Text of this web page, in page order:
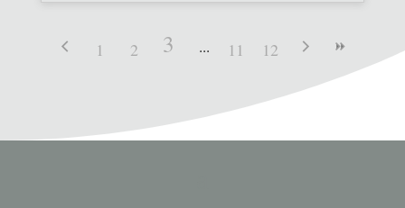
1 2 3 11 12